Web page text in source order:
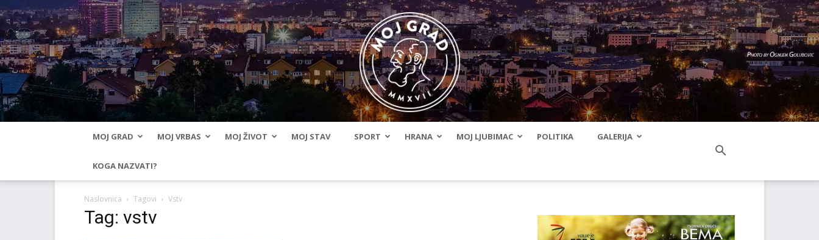
MOJ GRAD MOJ VRBAS MOJ ŽIVOT MOJ STAV SPORT HRANA MOJ LJUBIMAC POLITIKA GALERIJA
KOGA NAZVATI?
Naslovnica Tagovi Vstv
Tag: vstv